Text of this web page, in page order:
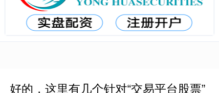
好的，这里有几个针对“交易平台股票”